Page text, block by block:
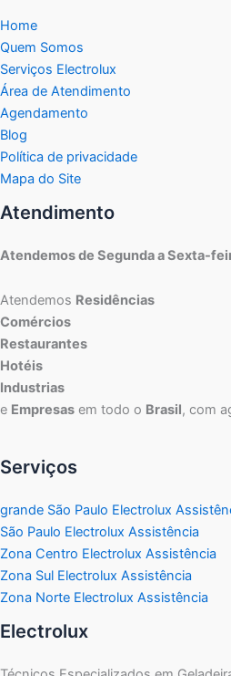
Home
Quem Somos
Serviços Electrolux
Área de Atendimento
Agendamento
Blog
Política de privacidade
Mapa do Site
Atendimento
Atendemos de Segunda a Sexta-
Atendemos Residências
Comércios
Restaurantes
Hotéis
Industrias
e Empresas em todo o Brasil, com
Serviços
grande São Paulo Electrolux
São Paulo Electrolux Assistência
Zona Centro Electrolux Assistência
Zona Sul Electrolux Assistência
Zona Norte Electrolux Assistência
Electrolux